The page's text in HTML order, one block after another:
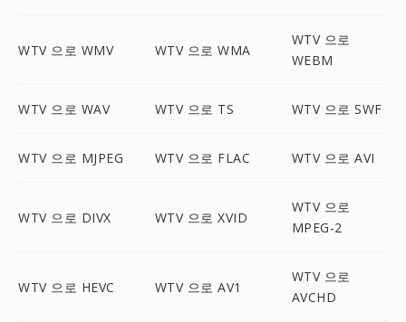
WTV 으로 WMV WTV 으로 WMA
WTV 으로
WEBM
WTV 으로 WAV WTV 으로 TS WTV 으로 SWF
WTV 으로 MJPEG WTV 으로 FLAC WTV 으로 AVI
WTV 으로 DIVX WTV 으로 XVID
WTV 으로
MPEG-2
WTV 으로 HEVC WTV 으로 AV1
WTV 으로
AVCHD